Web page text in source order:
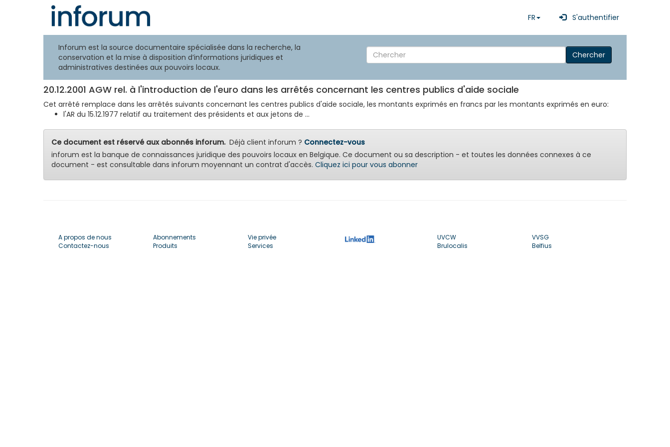
FR S'authentifier
Inforum est la source documentaire spécialisée dans la recherche, la
conservation et la mise à disposition d’informations juridiques et
administratives destinées aux pouvoirs locaux.
Chercher
20.12.2001 AGW rel. à l'introduction de l'euro dans les arrêtés concernant les centres publics d'aide sociale
Cet arrêté remplace dans les arrêtés suivants concernant les centres publics d'aide sociale, les montants exprimés en francs par les montants exprimés en euro:
l'AR du 15.12.1977 relatif au traitement des présidents et aux jetons de ...
Ce document est réservé aux abonnés inforum.Déjà client inforum ? Connectez-vous
inforum est la banque de connaissances juridique des pouvoirs locaux en Belgique. Ce document ou sa description - et toutes les données connexes à ce
document - est consultable dans inforum moyennant un contrat d'accès. Cliquez ici pour vous abonner
A propos de nous
Contactez-nous
Abonnements
Produits
Vie privée
Services
UVCW
Brulocalis
VVSG
Belfius